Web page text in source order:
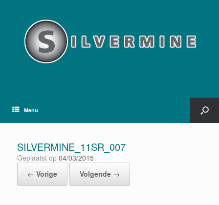
Menu
SILVERMINE_11SR_007
Geplaatst op 04/03/2015
← Vorige
Volgende →